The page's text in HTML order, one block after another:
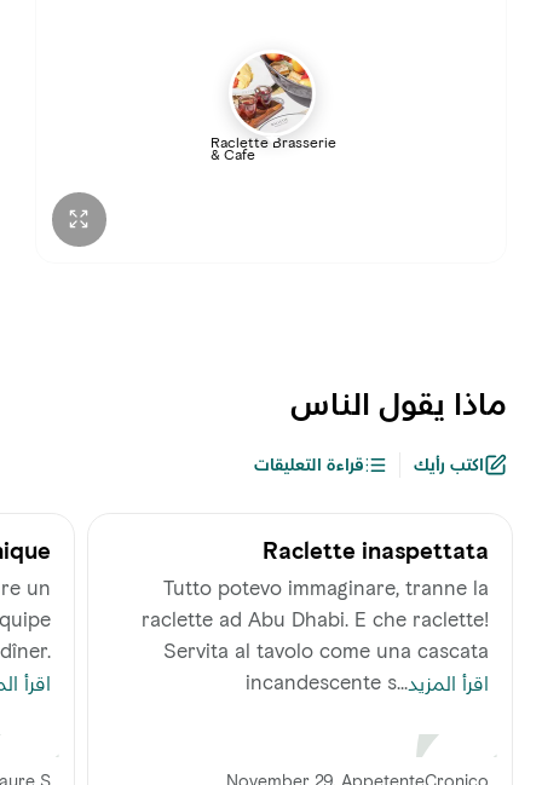
9:00 ص – 12:00 ص
Raclette Brasserie
& Cafe
ماذا يقول الناس
اكتب رأيك قراءة التعليقات
Raclette inaspettata
‪Tutto potevo immaginare, tranne la
raclette ad Abu Dhabi. E che raclette!
Servita al tavolo come una cascata
incandescente s...اقرأ المزيد
un
اقرأ